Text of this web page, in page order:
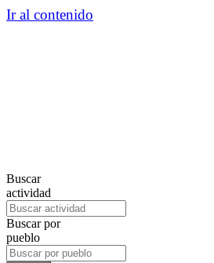
Ir al contenido
Buscar
actividad
Buscar por
pueblo